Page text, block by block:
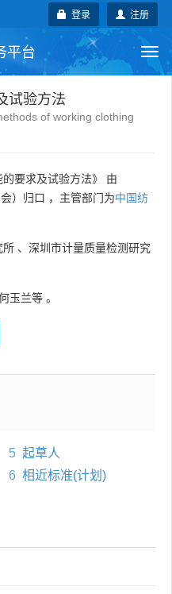
注册
登录
平台
准
会
试验方法
of working clothing
要求及试验方法》 由
）归口 ，主管部门为中国纺
所 、 深圳市计量质量检测研究
玉兰等 。
5 起草人
6 相近标准(计划)